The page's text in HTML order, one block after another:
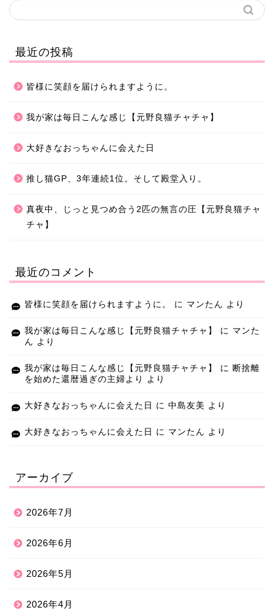
最近の投稿
皆様に笑顔を届けられますように。
我が家は毎日こんな感じ【元野良猫チャチャ】
大好きなおっちゃんに会えた日
推し猫GP、3年連続1位。そして殿堂入り。
真夜中、じっと見つめ合う2匹の無言の圧【元野良猫チャ
チャ】
最近のコメント
皆様に笑顔を届けられますように。 に マンたん より
我が家は毎日こんな感じ【元野良猫チャチャ】 に マンた
ん より
我が家は毎日こんな感じ【元野良猫チャチャ】 に 断捨離
を始めた還暦過ぎの主婦より
より
大好きなおっちゃんに会えた日 に 中島友美 より
大好きなおっちゃんに会えた日 に マンたん より
アーカイブ
2026年7月
2026年6月
2026年5月
2026年4月